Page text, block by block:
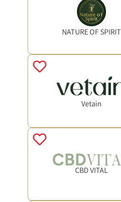
NATURE OF SPIRIT
Vetain
CBD VITAL